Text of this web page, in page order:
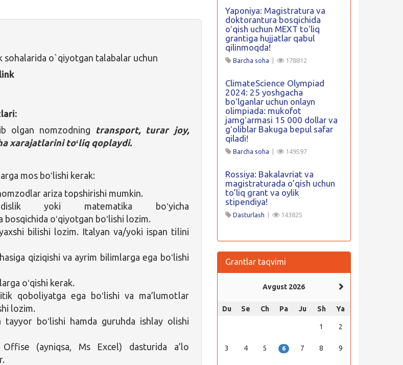
sohalarida o`qiyotgan talabalar uchun
olgan nomzodning transport, turar joy,
xarajatlarini toʻliq qoplaydi.
mos boʻlishi kerak:
ariza topshirishi mumkin.
yoki matematika boʻyicha
oʻqiyotgan boʻlishi lozim.
bilishi lozim. Italyan va/yoki ispan tilini
qiziqishi va ayrim bilimlarga ega boʻlishi
oʻqishi kerak.
qoboliyatga ega boʻlishi va ma’lumotlar
lozim.
tayyor boʻlishi hamda guruhda ishlay olishi
(ayniqsa, Ms Excel) dasturida a’lo
Yaponiya: Magistratura va
doktorantura bosqichida
oʻqish uchun MEXT toʻliq
grantiga hujjatlar qabul
qilinmoqda!
Barcha soha 178812
ClimateScience Olympiad
2024: 25 yoshgacha
boʻlganlar uchun onlayn
olimpiada: mukofot
jamgʻarmasi 15 000 dollar va
gʻoliblar Bakuga bepul safar
qiladi!
Barcha soha 149597
Rossiya: Bakalavriat va
magistraturada o’qish uchun
to’liq grant va oylik
stipendiya!
Dasturlash 143825
Grantlar taqvimi
Avgust 2026
Du Se Ch Pa Ju Sh Ya
1 2
3 4 5 6 7 8 9